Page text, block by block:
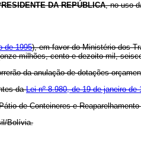
DA REPÚBLICA, no uso
de 1995), em favor do Ministério dos
milhões, cento e dezoito mil,
da anulação de dotações
daLei nº 8.980, de 19 de janeiro de
de Conteineres e
Bolívia.